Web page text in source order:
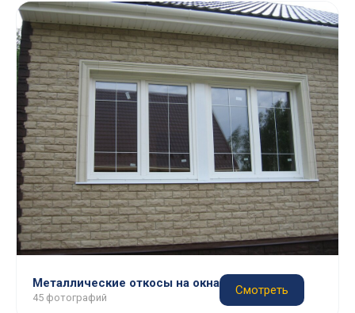
Металлические откосы на окна
45 фотографий
Смотреть